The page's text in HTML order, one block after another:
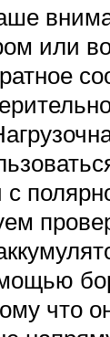
или
с
что